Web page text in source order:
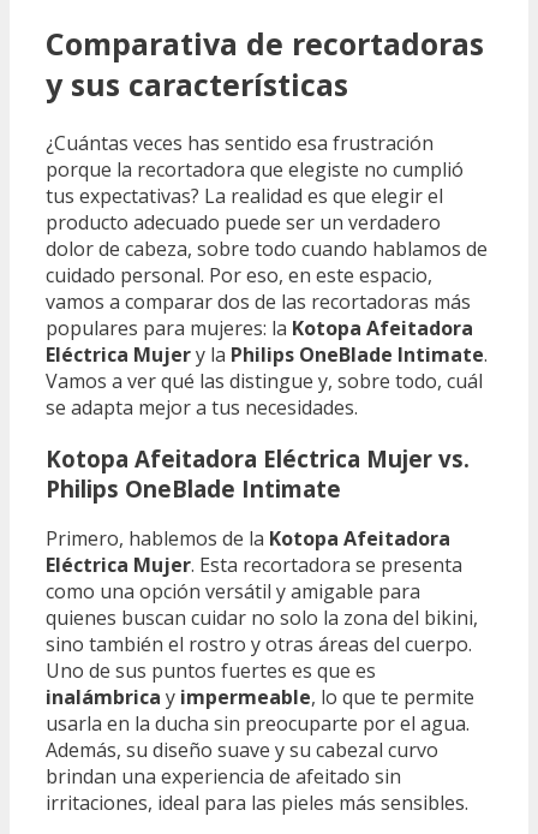
Comparativa de recortadoras
y sus características
¿Cuántas veces has sentido esa frustración
porque la recortadora que elegiste no cumplió
tus expectativas? La realidad es que elegir el
producto adecuado puede ser un verdadero
dolor de cabeza, sobre todo cuando hablamos de
cuidado personal. Por eso, en este espacio,
vamos a comparar dos de las recortadoras más
populares para mujeres: la Kotopa Afeitadora
Eléctrica Mujery la Philips OneBlade Intimate.
Vamos a ver qué las distingue y, sobre todo, cuál
se adapta mejor a tus necesidades.
Kotopa Afeitadora Eléctrica Mujer vs.
Philips OneBlade Intimate
Primero, hablemos de la Kotopa Afeitadora
Eléctrica Mujer. Esta recortadora se presenta
como una opción versátil y amigable para
quienes buscan cuidar no solo la zona del bikini,
sino también el rostro y otras áreas del cuerpo.
Uno de sus puntos fuertes es que es
inalámbrica y impermeable, lo que te permite
usarla en la ducha sin preocuparte por el agua.
Además, su diseño suave y su cabezal curvo
brindan una experiencia de afeitado sin
irritaciones, ideal para las pieles más sensibles.